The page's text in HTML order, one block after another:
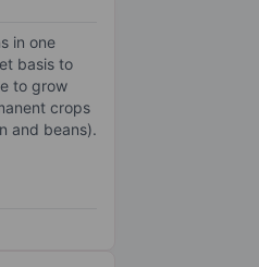
in one
basis to
to grow
crops
and beans).